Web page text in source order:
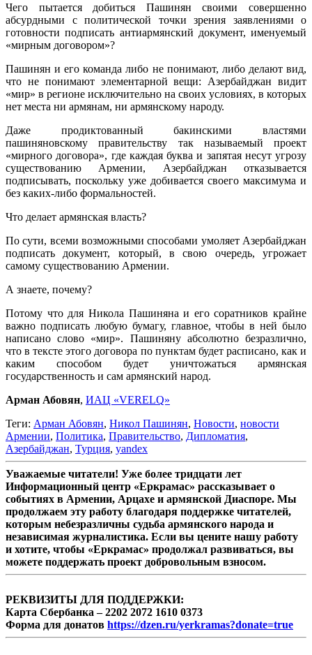
Чего пытается добиться Пашинян своими совершенно
абсурдными с политической точки зрения заявлениями о
готовности подписать антиармянский документ, именуемый
«мирным договором»?
Пашинян и его команда либо не понимают, либо делают вид,
что не понимают элементарной вещи: Азербайджан видит
«мир» в регионе исключительно на своих условиях, в которых
нет места ни армянам, ни армянскому народу.
Даже продиктованный бакинскими властями
пашиняновскому правительству так называемый проект
«мирного договора», где каждая буква и запятая несут угрозу
существованию Армении, Азербайджан отказывается
подписывать, поскольку уже добивается своего максимума и
без каких-либо формальностей.
Что делает армянская власть?
По сути, всеми возможными способами умоляет Азербайджан
подписать документ, который, в свою очередь, угрожает
самому существованию Армении.
А знаете, почему?
Потому что для Никола Пашиняна и его соратников крайне
важно подписать любую бумагу, главное, чтобы в ней было
написано слово «мир». Пашиняну абсолютно безразлично,
что в тексте этого договора по пунктам будет расписано, как и
каким способом будет уничтожаться армянская
государственность и сам армянский народ.
Арман Абовян, ИАЦ «VERELQ»
Теги: Арман Абовян, Никол Пашинян, Новости, новости
Армении, Политика, Правительство, Дипломатия,
Азербайджан, Турция, yandex
Уважаемые читатели! Уже более тридцати лет
Информационный центр «Еркрамас» рассказывает о
событиях в Армении, Арцахе и армянской Диаспоре. Мы
продолжаем эту работу благодаря поддержке читателей,
которым небезразличны судьба армянского народа и
независимая журналистика. Если вы цените нашу работу
и хотите, чтобы «Еркрамас» продолжал развиваться, вы
можете поддержать проект добровольным взносом.
РЕКВИЗИТЫ ДЛЯ ПОДДЕРЖКИ:
Карта Сбербанка – 2202 2072 1610 0373
Форма для донатов https://dzen.ru/yerkramas?donate=true